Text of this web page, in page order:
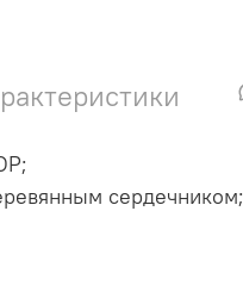
сердечником;